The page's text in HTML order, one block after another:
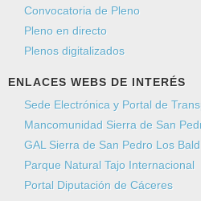
Convocatoria de Pleno
Pleno en directo
Plenos digitalizados
ENLACES WEBS DE INTERÉS
Sede Electrónica y Portal de
Mancomunidad Sierra de San
GAL Sierra de San Pedro Los
Parque Natural Tajo Internacional
Portal Diputación de Cáceres